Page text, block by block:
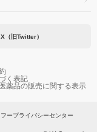
X（旧Twitter）
く表記
医薬品の販売に関する表示
ープライバシーセンター